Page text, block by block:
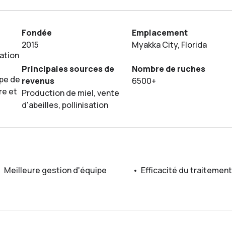
de
et
Fondée
2015
Principales sources de
revenus
Production de miel, vente
d'abeilles, pollinisation
Emplacement
Myakka City, Florida
Nombre de ruches
6500+
Meilleure gestion d'équipe • Efficacité du traitement